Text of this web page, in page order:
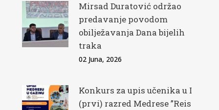
Mirsad Duratović održao
predavanje povodom
obilježavanja Dana bijelih
traka
02 Juna, 2026
Konkurs za upis učenika u I
(prvi) razred Medrese ”Reis